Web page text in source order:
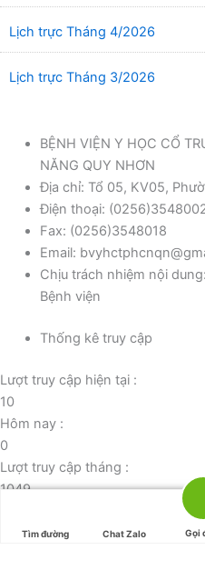
Lịch trực Tháng 4/2026
Lịch trực Tháng 3/2026
BỆNH VIỆN Y HỌC CỔ
NĂNG QUY NHƠN
Địa chỉ: Tổ 05, KV05,
Điện thoại:
Fax: (0256)3548018
Email:
Chịu trách nhiệm nội
Bệnh viện
Tìm đường Chat Zalo Gọi
Thống kê truy cập
Lượt truy cập hiện tại :
10
Hôm nay :
0
Lượt truy cập tháng :
1049
42749